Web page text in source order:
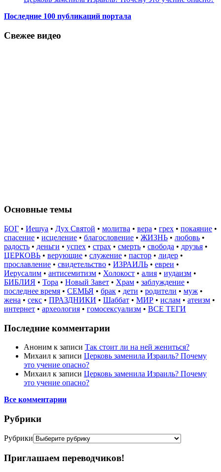
Последние 100 публикаций портала
Свежее видео
Основные темы
БОГ • Иешуа • Дух Святой • молитва • вера • грех • покаяние •
спасение • исцеление • благословение • ЖИЗНЬ • любовь •
радость • деньги • успех • страх • смерть • свобода • друзья •
ЦЕРКОВЬ • верующие • служение • пастор • лидер •
прославление • свидетельство • ИЗРАИЛЬ • евреи •
Иерусалим • антисемитизм • Холокост • алия • иудаизм •
БИБЛИЯ • Тора • Новый Завет • Храм • заблуждение •
последнее время • СЕМЬЯ • брак • дети • родители • муж •
жена • секс • ПРАЗДНИКИ • Шаббат • МИР • ислам • атеизм •
интернет • археология • гомосексуализм • ВСЕ ТЕГИ
Последние комментарии
Аноним к записи Так стоит ли на ней жениться?
Михаил к записи Церковь заменила Израиль? Почему
это учение опасно?
Михаил к записи Церковь заменила Израиль? Почему
это учение опасно?
Все комментарии
Рубрики
Рубрики
Приглашаем переводчиков!